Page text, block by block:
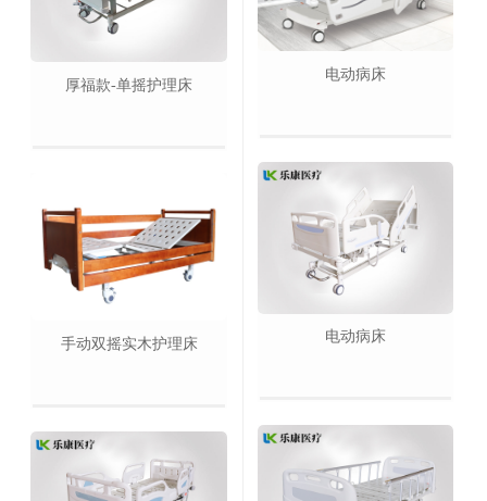
厚福款-单摇护理床
手动双摇实木护理床
电动病床
电动病床